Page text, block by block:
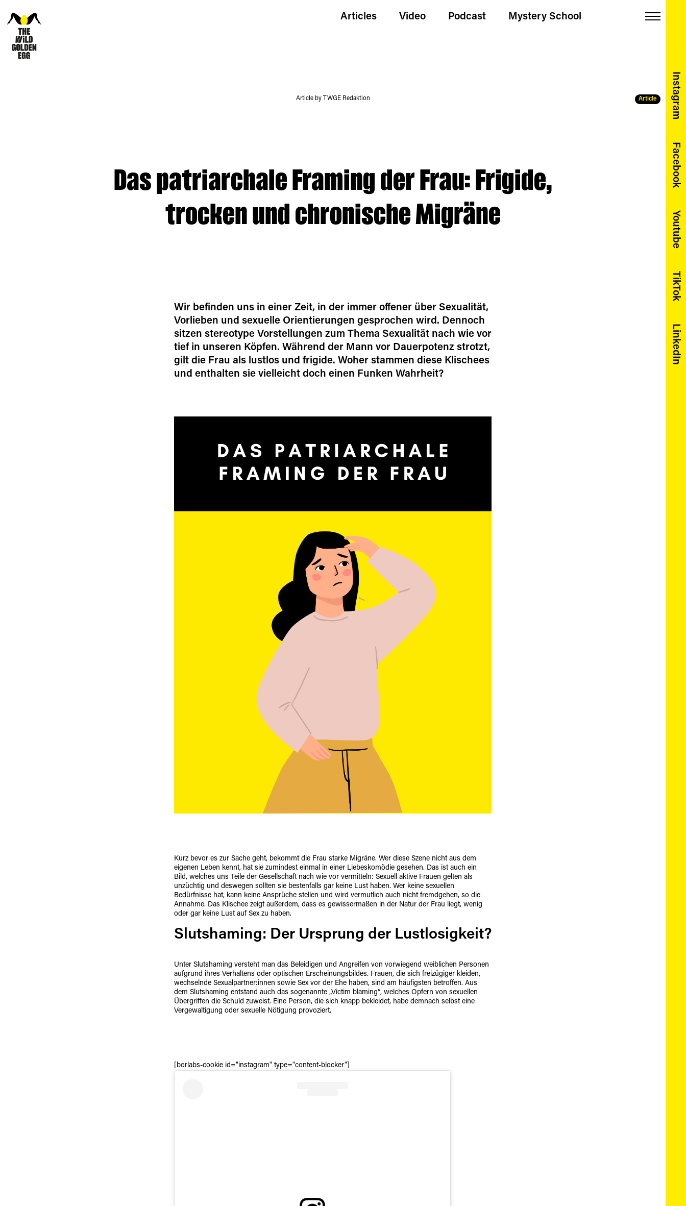
Articles Video Podcast Mystery School
Instagram
Facebook
Youtube
TikTok
LinkedIn
Article by TWGE Redaktion Article
Das patriarchale Framing der Frau: Frigide,
trocken und chronische Migräne
Wir befinden uns in einer Zeit, in der immer offener über Sexualität,
Vorlieben und sexuelle Orientierungen gesprochen wird. Dennoch
sitzen stereotype Vorstellungen zum Thema Sexualität nach wie vor
tief in unseren Köpfen. Während der Mann vor Dauerpotenz strotzt,
gilt die Frau als lustlos und frigide. Woher stammen diese Klischees
und enthalten sie vielleicht doch einen Funken Wahrheit?
Kurz bevor es zur Sache geht, bekommt die Frau starke Migräne. Wer diese Szene nicht aus dem
eigenen Leben kennt, hat sie zumindest einmal in einer Liebeskomödie gesehen. Das ist auch ein
Bild, welches uns Teile der Gesellschaft nach wie vor vermitteln: Sexuell aktive Frauen gelten als
unzüchtig und deswegen sollten sie bestenfalls gar keine Lust haben. Wer keine sexuellen
Bedürfnisse hat, kann keine Ansprüche stellen und wird vermutlich auch nicht fremdgehen, so die
Annahme. Das Klischee zeigt außerdem, dass es gewissermaßen in der Natur der Frau liegt, wenig
oder gar keine Lust auf Sex zu haben.
Slutshaming: Der Ursprung der Lustlosigkeit?
Unter Slutshaming versteht man das Beleidigen und Angreifen von vorwiegend weiblichen Personen
aufgrund ihres Verhaltens oder optischen Erscheinungsbildes. Frauen, die sich freizügiger kleiden,
wechselnde Sexualpartner:innen sowie Sex vor der Ehe haben, sind am häufigsten betroffen. Aus
dem Slutshaming entstand auch das sogenannte „Victim blaming“, welches Opfern von sexuellen
Übergriffen die Schuld zuweist. Eine Person, die sich knapp bekleidet, habe demnach selbst eine
Vergewaltigung oder sexuelle Nötigung provoziert.
[borlabs-cookie id="instagram" type="content-blocker"]